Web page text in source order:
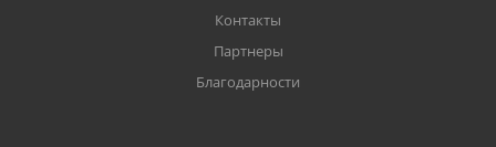
Контакты
Партнеры
Благодарности